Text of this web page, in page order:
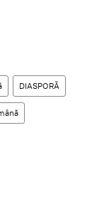
DIASPORĂ